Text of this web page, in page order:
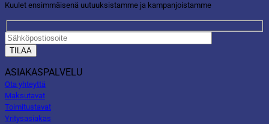
Kuulet ensimmäisenä uutuuksistamme ja kampanjoistamme
ASIAKASPALVELU
Ota yhteyttä
Maksutavat
Toimitustavat
Yritysasiakas